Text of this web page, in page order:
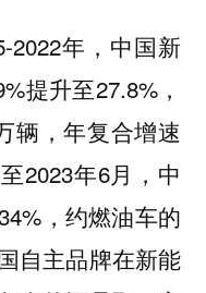
2022年，中国新
提升至27.8%，
辆，年复合增速
2023年6月，中
，约燃油车的
自主品牌在新能